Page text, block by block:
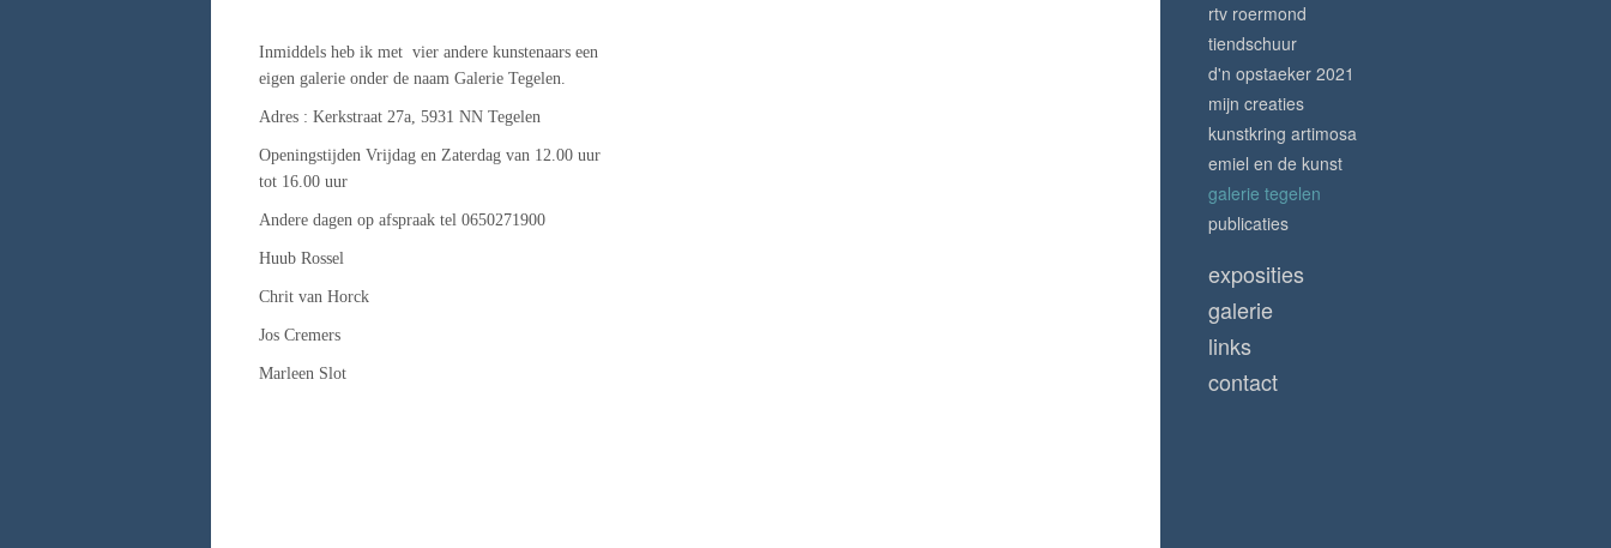
Inmiddels heb ik met vier andere kunstenaars een
eigen galerie onder de naam Galerie Tegelen.
Adres : Kerkstraat 27a, 5931 NN Tegelen
Openingstijden Vrijdag en Zaterdag van 12.00 uur
tot 16.00 uur
Andere dagen op afspraak tel 0650271900
Huub Rossel
Chrit van Horck
Jos Cremers
Marleen Slot
rtv roermond
tiendschuur
d'n opstaeker 2021
mijn creaties
kunstkring artimosa
emiel en de kunst
galerie tegelen
publicaties
exposities
galerie
links
contact